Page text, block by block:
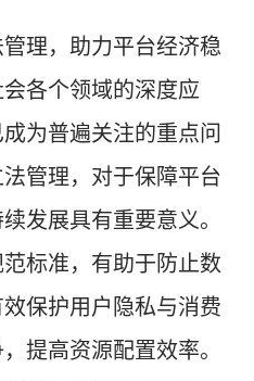
理，助力平台经济稳
各个领域的深度应
为普遍关注的重点问
管理，对于保障平台
发展具有重要意义。
标准，有助于防止数
保护用户隐私与消费
提高资源配置效率。